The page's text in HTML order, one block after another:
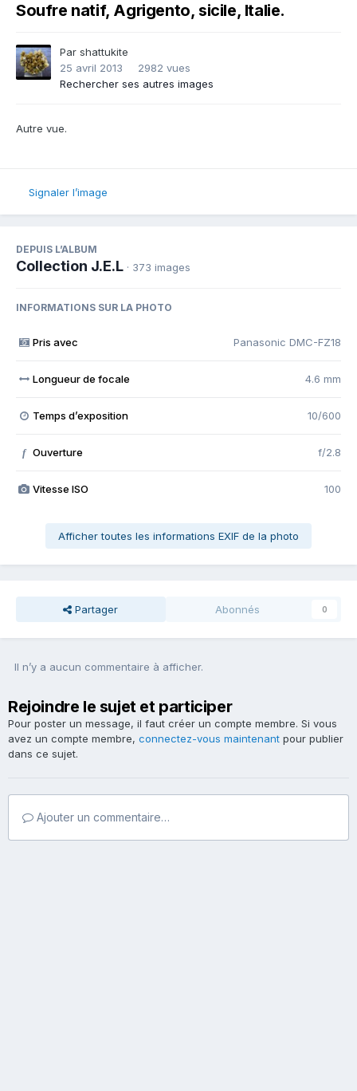
Soufre natif, Agrigento, sicile, Italie.
Par shattukite
25 avril 2013
2982 vues
Rechercher ses autres images
Autre vue.
Signaler l’image
DEPUIS L’ALBUM
Collection J.E.L · 373 images
INFORMATIONS SUR LA PHOTO
Pris avec Panasonic DMC-FZ18
Longueur de focale 4.6 mm
Temps d’exposition 10/600
f Ouverture f/2.8
Vitesse ISO 100
Afficher toutes les informations EXIF de la photo
Partager Abonnés 0
Il n’y a aucun commentaire à afficher.
Rejoindre le sujet et participer
Pour poster un message, il faut créer un compte membre. Si vous
avez un compte membre, connectez-vous maintenant pour publier
dans ce sujet.
Ajouter un commentaire…